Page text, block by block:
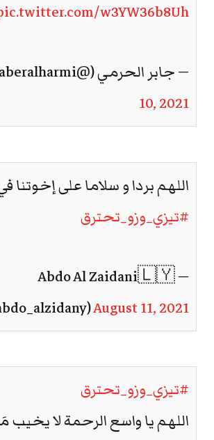
w3YW36b8Uh
— جابر الحرمي (@jaberalharmi)
10, 2021
اللهم بردا و سلاما على إخوتنا
#تيزي_وزو_تحترق
— Abdo Al Zaidani🇱🇾
August 11, 2021
#تيزي_وزو_تحترق
اللهم يا واسع الرحمة لا يخيب